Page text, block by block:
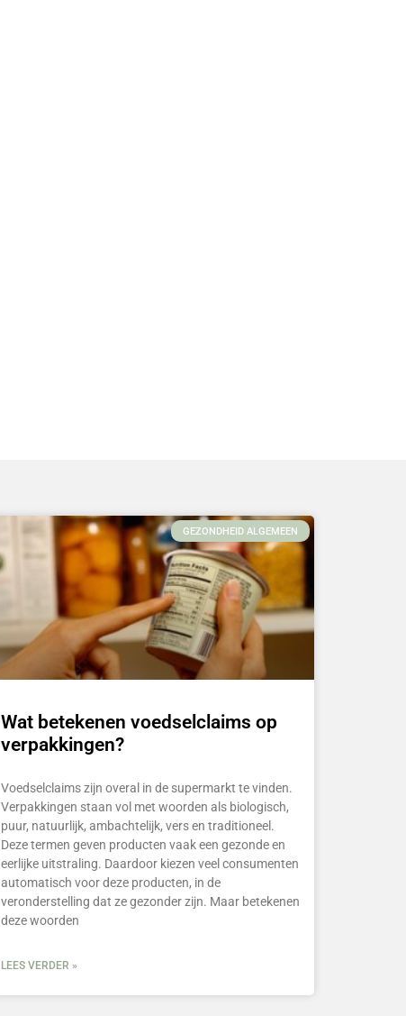
GEZONDHEID ALGEMEEN
Wat betekenen voedselclaims op
verpakkingen?
Voedselclaims zijn overal in de supermarkt te vinden.
Verpakkingen staan vol met woorden als biologisch,
puur, natuurlijk, ambachtelijk, vers en traditioneel.
Deze termen geven producten vaak een gezonde en
eerlijke uitstraling. Daardoor kiezen veel consumenten
automatisch voor deze producten, in de
veronderstelling dat ze gezonder zijn. Maar betekenen
deze woorden
LEES VERDER »